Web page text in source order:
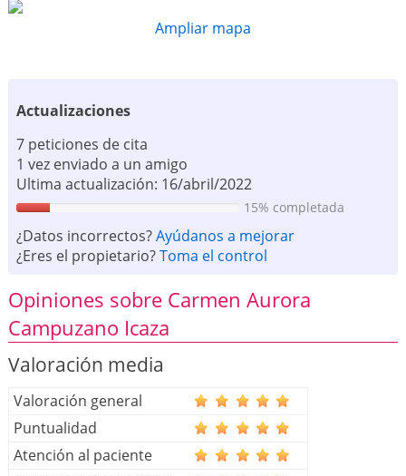
Ampliar mapa
Actualizaciones
7 peticiones de cita
1 vez enviado a un amigo
Ultima actualización: 16/abril/2022
15% completada
¿Datos incorrectos?Ayúdanos a mejorar
¿Eres el propietario?Toma el control
Opiniones sobre Carmen Aurora
Campuzano Icaza
Valoración media
Valoración general
Puntualidad
Atención al paciente